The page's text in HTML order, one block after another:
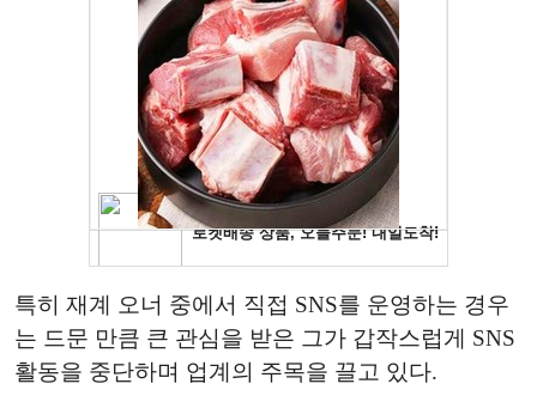
특히 재계 오너 중에서 직접 SNS를 운영하는 경우
는 드문 만큼 큰 관심을 받은 그가 갑작스럽게 SNS
활동을 중단하며 업계의 주목을 끌고 있다.